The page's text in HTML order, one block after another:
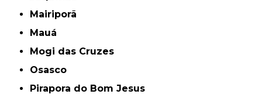
Mairiporã
Mauá
Mogi das Cruzes
Osasco
Pirapora do Bom Jesus